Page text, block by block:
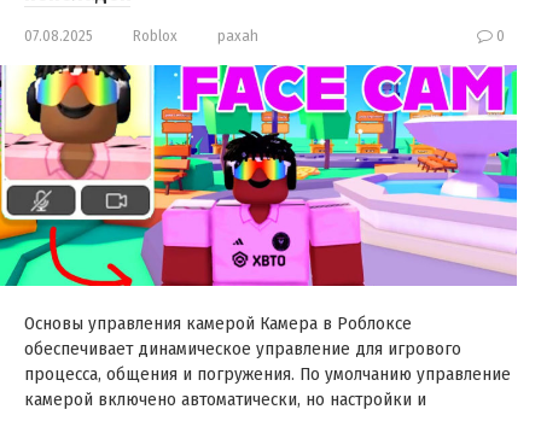
07.08.2025 Roblox paxah 0
Основы управления камерой Камера в Роблоксе
обеспечивает динамическое управление для игрового
процесса, общения и погружения. По умолчанию управление
камерой включено автоматически, но настройки и